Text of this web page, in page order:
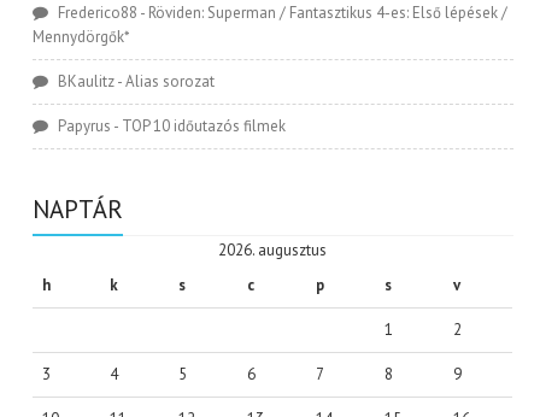
Frederico88 - Röviden: Superman / Fantasztikus 4-es: Első lépések /
Mennydörgők*
BKaulitz-Alias sorozat
Papyrus - TOP 10 időutazós filmek
NAPTÁR
2026. augusztus
h
k s c p s v
1 2
3 4 5 6 7 8 9